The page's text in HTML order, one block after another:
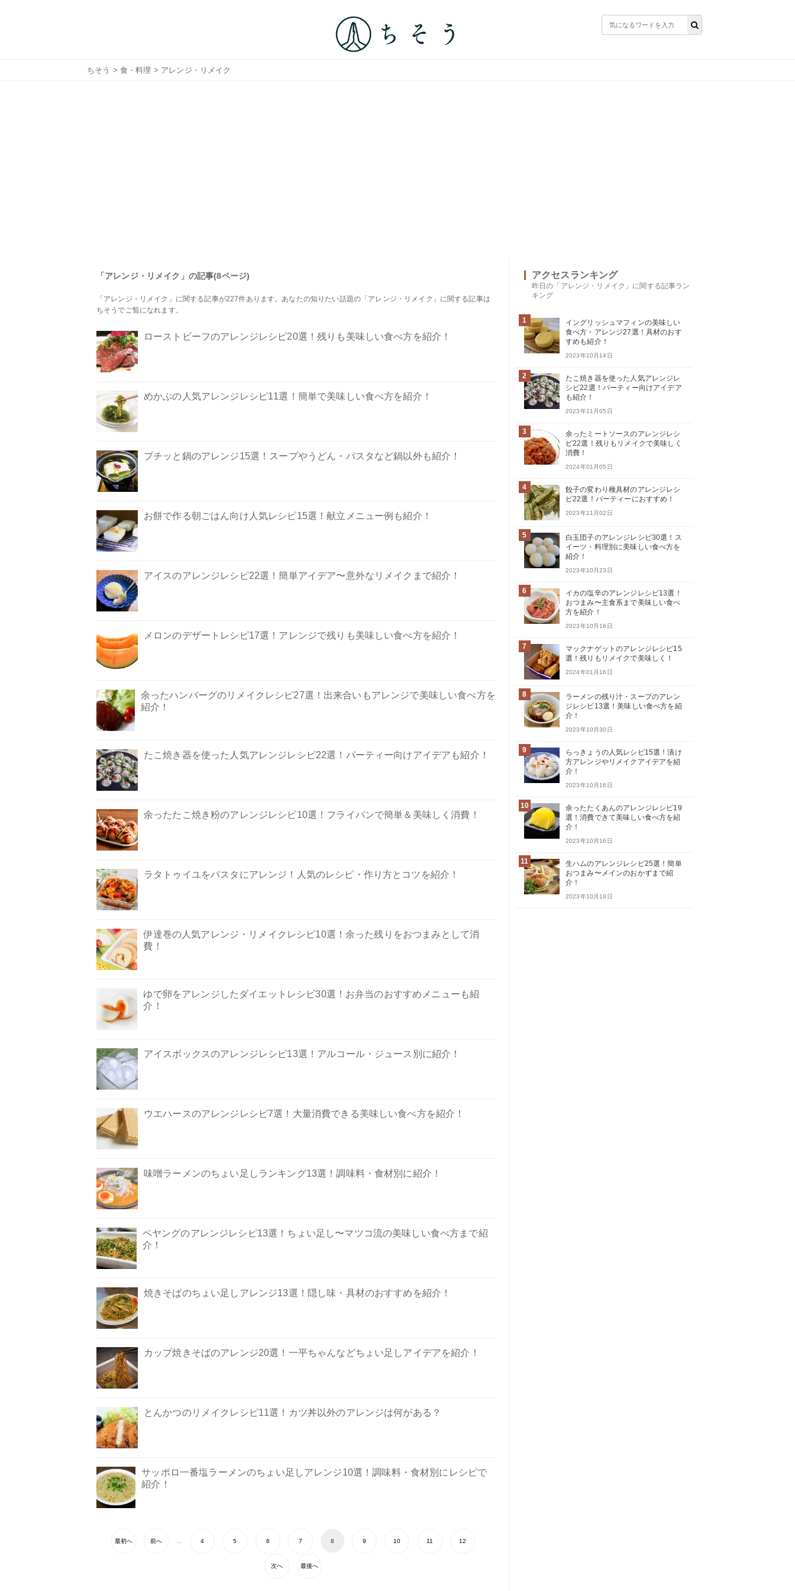
ちそう > 食・料理 > アレンジ・リメイク
「アレンジ・リメイク」の記事(8ページ)
「アレンジ・リメイク」に関する記事が227件あります。あなたの知りたい話題の「アレンジ・リメイク」に関する記事は
ちそうでご覧になれます。
ローストビーフのアレンジレシピ20選！残りも美味しい食べ方を紹介！
めかぶの人気アレンジレシピ11選！簡単で美味しい食べ方を紹介！
プチッと鍋のアレンジ15選！スープやうどん・パスタなど鍋以外も紹介！
お餅で作る朝ごはん向け人気レシピ15選！献立メニュー例も紹介！
アイスのアレンジレシピ22選！簡単アイデア〜意外なリメイクまで紹介！
メロンのデザートレシピ17選！アレンジで残りも美味しい食べ方を紹介！
余ったハンバーグのリメイクレシピ27選！出来合いもアレンジで美味しい食べ方を
紹介！
たこ焼き器を使った人気アレンジレシピ22選！パーティー向けアイデアも紹介！
余ったたこ焼き粉のアレンジレシピ10選！フライパンで簡単＆美味しく消費！
ラタトゥイユをパスタにアレンジ！人気のレシピ・作り方とコツを紹介！
伊達巻の人気アレンジ・リメイクレシピ10選！余った残りをおつまみとして消
費！
ゆで卵をアレンジしたダイエットレシピ30選！お弁当のおすすめメニューも紹
介！
アイスボックスのアレンジレシピ13選！アルコール・ジュース別に紹介！
ウエハースのアレンジレシピ7選！大量消費できる美味しい食べ方を紹介！
味噌ラーメンのちょい足しランキング13選！調味料・食材別に紹介！
ペヤングのアレンジレシピ13選！ちょい足し〜マツコ流の美味しい食べ方まで紹
介！
焼きそばのちょい足しアレンジ13選！隠し味・具材のおすすめを紹介！
カップ焼きそばのアレンジ20選！一平ちゃんなどちょい足しアイデアを紹介！
とんかつのリメイクレシピ11選！カツ丼以外のアレンジは何がある？
サッポロ一番塩ラーメンのちょい足しアレンジ10選！調味料・食材別にレシピで
紹介！
最初へ 前へ 4 5 6 7 8 9 10 11 12
次へ 最後へ
アクセスランキング
昨日の「アレンジ・リメイク」に関する記事ラン
キング
1
イングリッシュマフィンの美味しい
食べ方・アレンジ27選！具材のおす
すめも紹介！
2023年10月14日
2
たこ焼き器を使った人気アレンジレ
シピ22選！パーティー向けアイデア
も紹介！
2023年11月05日
3
余ったミートソースのアレンジレシ
ピ22選！残りもリメイクで美味しく
消費！
2024年01月05日
4
餃子の変わり種具材のアレンジレシ
ピ22選！パーティーにおすすめ！
2023年11月02日
5
白玉団子のアレンジレシピ30選！ス
イーツ・料理別に美味しい食べ方を
紹介！
2023年10月23日
6
イカの塩辛のアレンジレシピ13選！
おつまみ〜主食系まで美味しい食べ
方を紹介！
2023年10月16日
7
マックナゲットのアレンジレシピ15
選！残りもリメイクで美味しく！
2024年01月16日
8
ラーメンの残り汁・スープのアレン
ジレシピ13選！美味しい食べ方を紹
介！
2023年10月30日
9
らっきょうの人気レシピ15選！漬け
方アレンジやリメイクアイデアを紹
介！
2023年10月16日
10
余ったたくあんのアレンジレシピ19
選！消費できて美味しい食べ方を紹
介！
2023年10月16日
11
生ハムのアレンジレシピ25選！簡単
おつまみ〜メインのおかずまで紹
介！
2023年10月18日